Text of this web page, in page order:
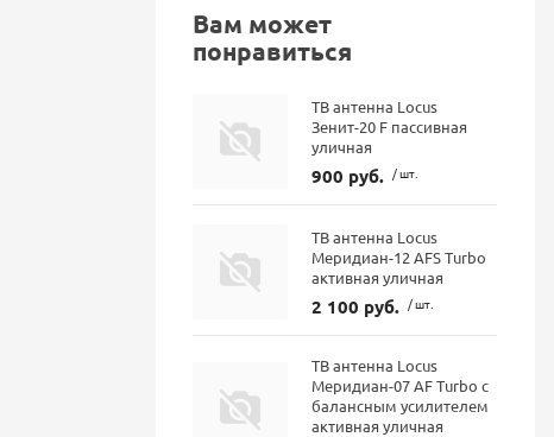
Вам может
понравиться
ТВ антенна Locus
Зенит-20 F пассивная
уличная
900 руб. / шт.
ТВ антенна Locus
Меридиан-12 AFS Turbo
активная уличная
2 100 руб. / шт.
ТВ антенна Locus
Меридиан-07 AF Turbo с
балансным усилителем
активная уличная